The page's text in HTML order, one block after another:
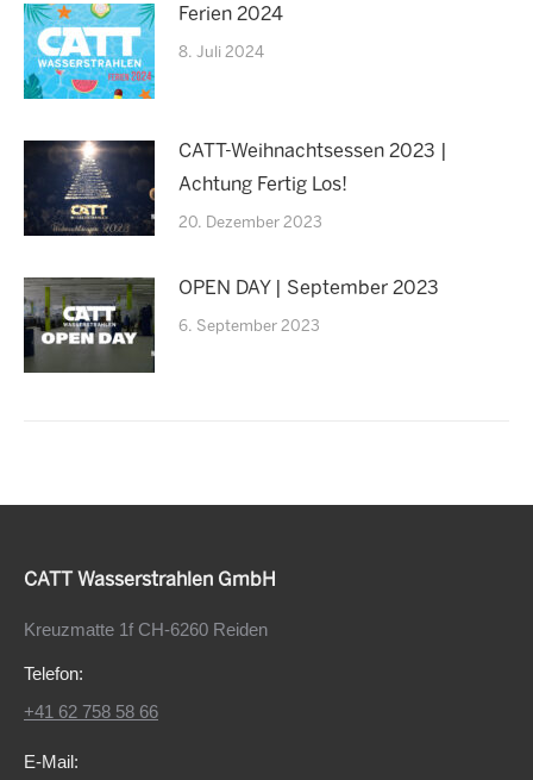
Ferien 2024
8. Juli 2024
CATT-Weihnachtsessen 2023 |
Achtung Fertig Los!
20. Dezember 2023
OPEN DAY | September 2023
6. September 2023
CATT Wasserstrahlen GmbH
Kreuzmatte 1f CH-6260 Reiden
Telefon:
+41 62 758 58 66
E-Mail: